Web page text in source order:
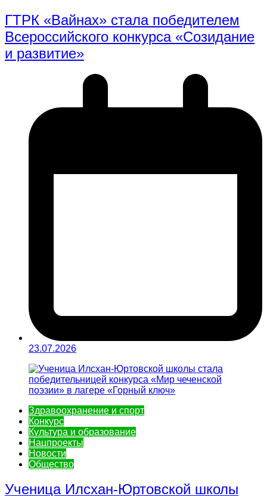
ГТРК «Вайнах» стала победителем
Всероссийского конкурса «Созидание
и развитие»
23.07.2026
Здравоохранение и спорт
Конкурс
Культура и образование
Нацпроекты
Новости
Общество
Ученица Илсхан‑Юртовской школы